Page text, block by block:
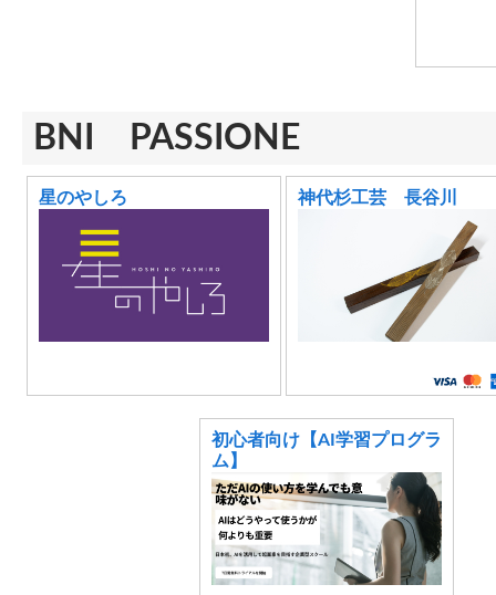
BNI PASSIONE
星のやしろ 神代杉工芸 長谷川
初心者向け【AI学習プログラ
ム】